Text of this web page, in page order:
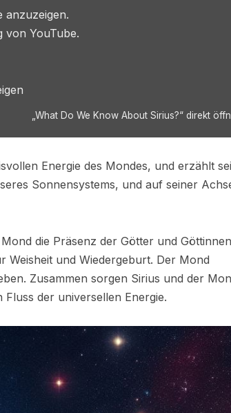
anzuzeigen.
von YouTube.
„What Do We Know About Sirius?“ direkt
Energie des Mondes, und erzählt
Sonnensystems, und auf seiner
die Präsenz der Götter und
Weisheit und Wiedergeburt. Der Mond
Zusammen sorgen Sirius und der
der universellen Energie.